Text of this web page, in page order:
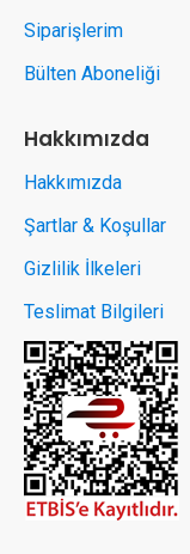
Siparişlerim
Bülten Aboneliği
Hakkımızda
Hakkımızda
Şartlar & Koşullar
Gizlilik İlkeleri
Teslimat Bilgileri